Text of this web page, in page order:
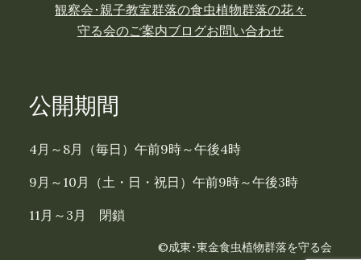
観察会･親子教室群落の食虫植物群落の花々
守る会のご案内ブログお問い合わせ
公開期間
4月～8月（毎日）午前9時～午後4時
9月～10月（土・日・祝日）午前9時～午後3時
11月～3月 閉鎖
©成東･東金食虫植物群落を守る会